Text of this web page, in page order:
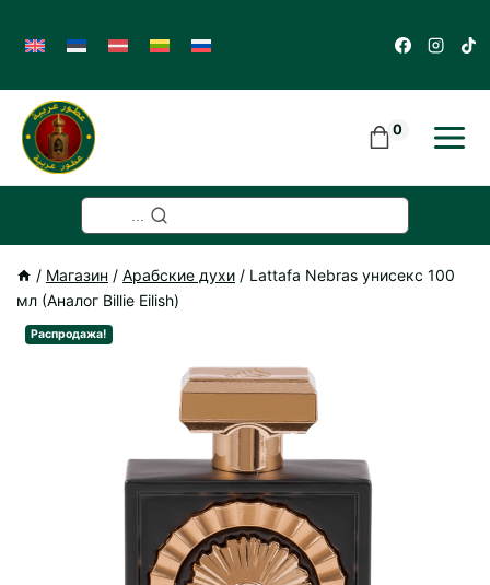
content
0
/ Магазин / Арабские духи / Lattafa Nebras унисекс 100
мл (Аналог Billie Eilish)
Распродажа!